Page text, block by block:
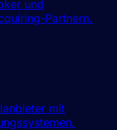
und
Partnern.
mit